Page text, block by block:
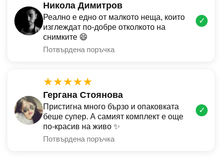
Никола Димитров
Реално е едно от малкото неща, които
изглеждат по-добре отколкото на
снимките 😄
Потвърдена поръчка
✓
★★★★★
Гергана Стоянова
Пристигна много бързо и опаковката
беше супер. А самият комплект е още
по-красив на живо ✨
Потвърдена поръчка
✓